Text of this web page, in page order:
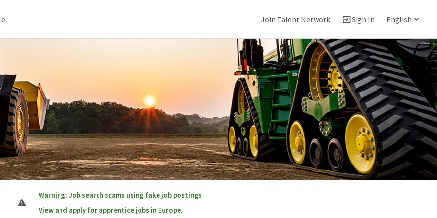
Join Talent Network Sign In English
Warning: Job search scams using fake job postings
View and apply for apprentice jobs in Europe.